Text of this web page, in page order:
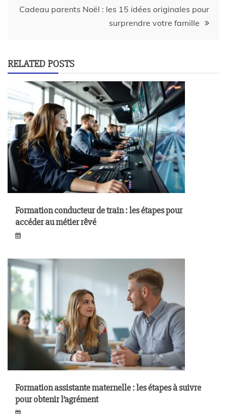
Cadeau parents Noël : les 15 idées originales pour
surprendre votre famille
RELATED POSTS
Formation conducteur de train : les étapes pour
accéder au métier rêvé
Formation assistante maternelle : les étapes à suivre
pour obtenir l’agrément